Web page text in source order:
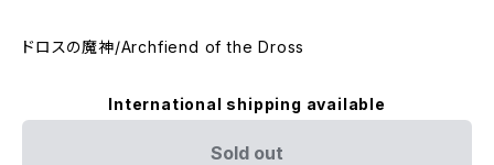
ドロスの魔神/Archfiend of the Dross
International shipping available
Sold out